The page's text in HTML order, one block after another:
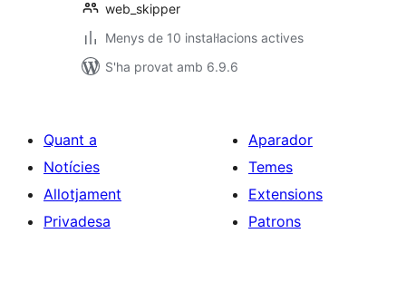
web_skipper
Menys de 10 instal·lacions actives
S'ha provat amb 6.9.6
Quant a
Notícies
Allotjament
Privadesa
Aparador
Temes
Extensions
Patrons